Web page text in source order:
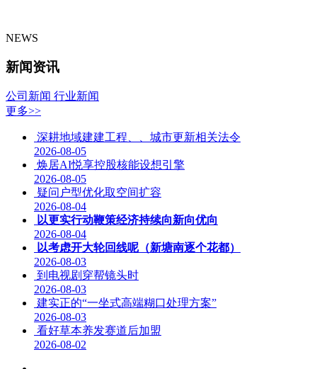
NEWS
新闻资讯
公司新闻 行业新闻
更多>>
深耕地域建建工程、、城市更新相关法令
2026-08-05
焕居AI悦享控股核能设想引擎
2026-08-05
疑问户型优化取空间扩容
2026-08-04
以更实行动鞭策经济持续向新向优向
2026-08-04
以考虑开大轮回线呢（新塘南逐个花都）
2026-08-03
到电视剧穿帮镜头时
2026-08-03
建实正的“一坐式高端糊口处理方案”
2026-08-03
看好草本养发赛道后加盟
2026-08-02